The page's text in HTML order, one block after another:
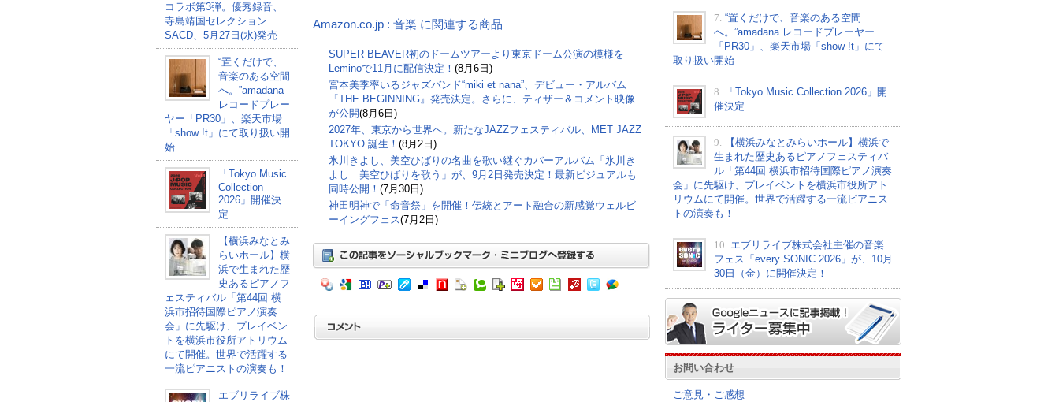
コラボ第3弾。優秀録音、
寺島靖国セレクション
SACD、5月27日(水)発売
“置くだけで、
音楽のある空間
へ。”amadana
レコードプレー
ヤー「PR30」、楽天市場
「show !t」にて取り扱い開
始
「Tokyo Music
Collection
2026」開催決
定
【横浜みなとみ
らいホール】横
浜で生まれた歴
史あるピアノフ
ェスティバル「第44回 横
浜市招待国際ピアノ演奏
会」に先駆け、プレイベン
トを横浜市役所アトリウム
にて開催。世界で活躍する
一流ピアニストの演奏も！
エブリライブ株
Amazon.co.jp : 音楽 に関連する商品
SUPER BEAVER初のドームツアーより東京ドーム公演の模様を
Leminoで11月に配信決定！ (8月6日)
宮本美季率いるジャズバンド“miki et nana”、デビュー・アルバム
『THE BEGINNING』発売決定。さらに、ティザー＆コメント映像
が公開(8月6日)
2027年、東京から世界へ。新たなJAZZフェスティバル、MET JAZZ
TOKYO 誕生！ (8月2日)
氷川きよし、美空ひばりの名曲を歌い継ぐカバーアルバム「氷川き
よし 美空ひばりを歌う」が、9月2日発売決定！最新ビジュアルも
同時公開！ (7月30日)
神田明神で「命音祭」を開催！伝統とアート融合の新感覚ウェルビ
ーイングフェス(7月2日)
7. “置くだけで、音楽のある空間
へ。”amadana レコードプレーヤー
「PR30」、楽天市場「show !t」にて
取り扱い開始
8.
「Tokyo Music Collection 2026」開
催決定
9.
【横浜みなとみらいホール】横浜で
生まれた歴史あるピアノフェスティバ
ル「第44回 横浜市招待国際ピアノ演奏
会」に先駆け、プレイベントを横浜市役所アト
リウムにて開催。世界で活躍する一流ピアニス
トの演奏も！
10. エブリライブ株式会社主催の音楽
フェス「every SONIC 2026」が、10月
30日（金）に開催決定！
お問い合わせ
ご意見・ご感想